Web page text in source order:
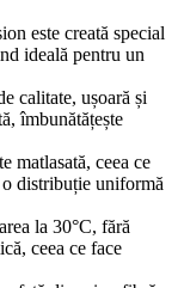
este creată special
ideală pentru un
calitate, ușoară și
îmbunătățește
matlasată, ceea ce
distribuție uniformă
la 30°C, fără
ceea ce face